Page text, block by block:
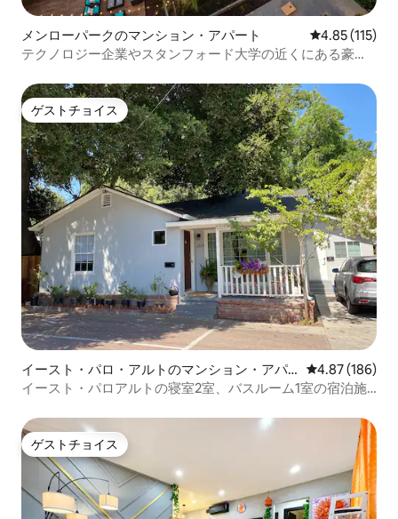
メンローパークのマンション・アパート レビュー115
4.85 (115)
テクノロジー企業やスタンフォード大学の近くにある豪華
ゲストチョイス
ゲストチョイス
イースト・パロ・アルトのマンション・アパ
ート
レビュー186
4.87 (186)
イースト・パロアルトの寝室2室、バスルーム1室の宿泊施
ゲストチョイス
ゲストチョイス